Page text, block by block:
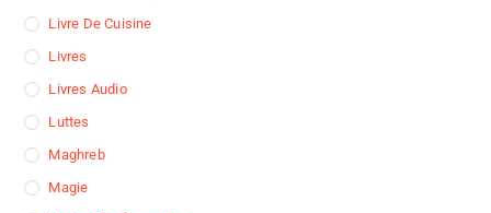
Livre De Cuisine
Livres
Livres Audio
Luttes
Maghreb
Magie